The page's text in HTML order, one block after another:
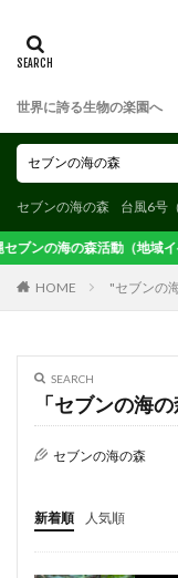
世界に誇る生物の楽園へ
セブンの海の森 台風6号
ンの海の森活動（地域イ
HOME "セブンの
SEARCH
「セブンの海
セブンの海の森
新着順 人気順